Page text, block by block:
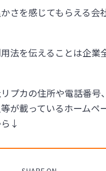
さを感じてもらえる会
法を伝えることは企業
プカの住所や電話番号
が載っているホームペ
ら↓